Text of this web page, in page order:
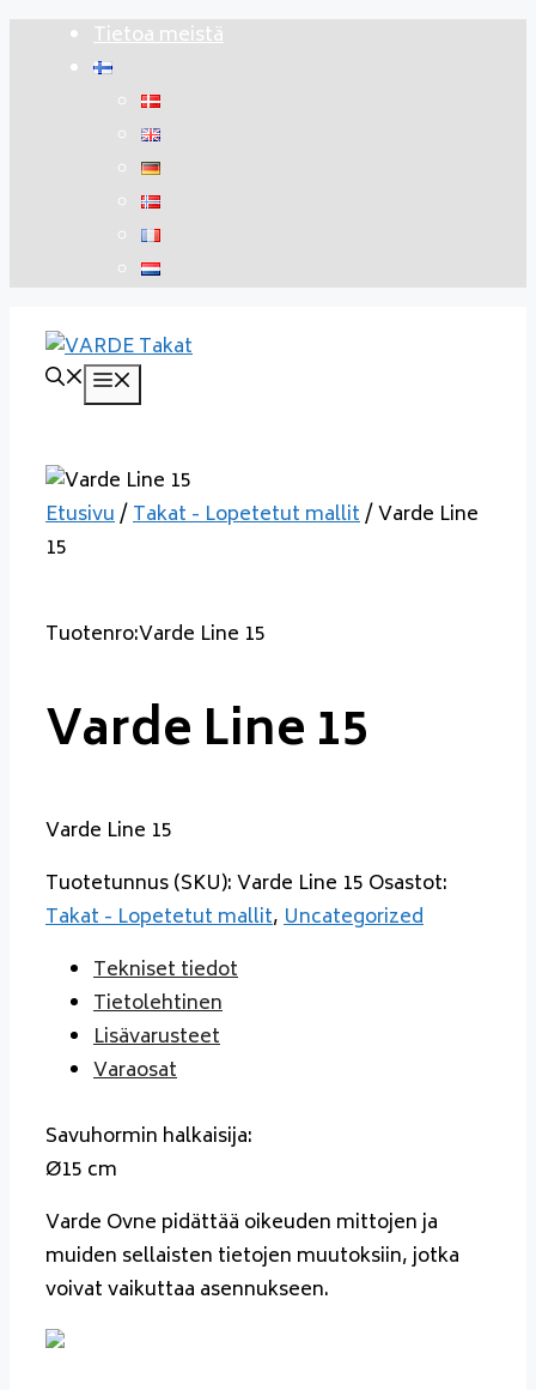
sisältöön
Tietoa meistä
Etusivu/Takat - Lopetetut mallit/ Varde Line
15
Tuotenro:Varde Line 15
Varde Line 15
Varde Line 15
Tuotetunnus (SKU):Varde Line 15 Osastot:
Takat - Lopetetut mallit,Uncategorized
Tekniset tiedot
Tietolehtinen
Lisävarusteet
Varaosat
Savuhormin halkaisija:
Ø15 cm
Varde Ovne pidättää oikeuden mittojen ja
muiden sellaisten tietojen muutoksiin, jotka
voivat vaikuttaa asennukseen.